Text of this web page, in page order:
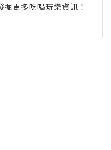
更多吃喝玩樂資訊！